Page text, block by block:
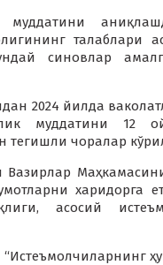
муддатини
талаблари
синовлар
2024 йилда
муддатини
тегишли чоралар
Вазирлар
харидорга
асосий
“Истеъмолчиларнинг